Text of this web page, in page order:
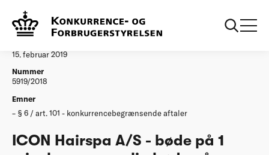
Afgørelser
15. februar 2019
Nummer
5919/2018
Emner
§ 6 / art. 101 - konkurrencebegrænsende aftaler
ICON Hairspa A/S - bøde på 1